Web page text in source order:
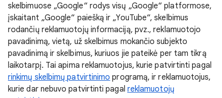
skelbimuose „Google“ rodys visų „Google“ platformose,
įskaitant „Google“ paiešką ir „YouTube“, skelbimus
rodančių reklamuotojų informaciją, pvz., reklamuotojo
pavadinimą, vietą, už skelbimus mokančio subjekto
pavadinimą ir skelbimus, kuriuos jie pateikė per tam tikrą
laikotarpį. Tai apima reklamuotojus, kurie patvirtinti pagal
rinkimų skelbimų patvirtinimo programą, ir reklamuotojus,
kurie dar nebuvo patvirtinti pagal reklamuotojų